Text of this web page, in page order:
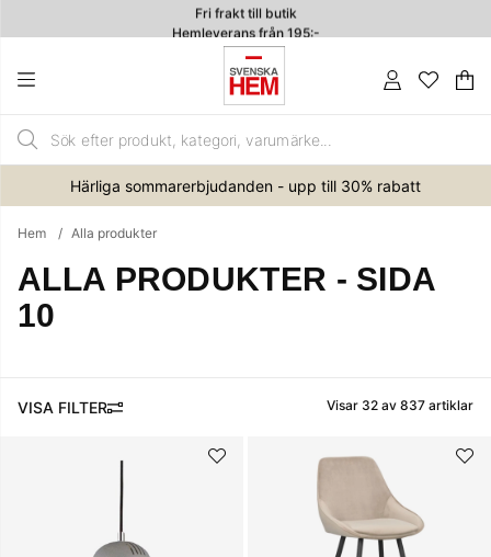
Hemleverans från 195:-
4.7
.
Härliga sommarerbjudanden - upp till 30% rabatt
Hem Alla produkter
ALLA PRODUKTER - SIDA
10
FILTRERA Visar 32 av 837 artiklar